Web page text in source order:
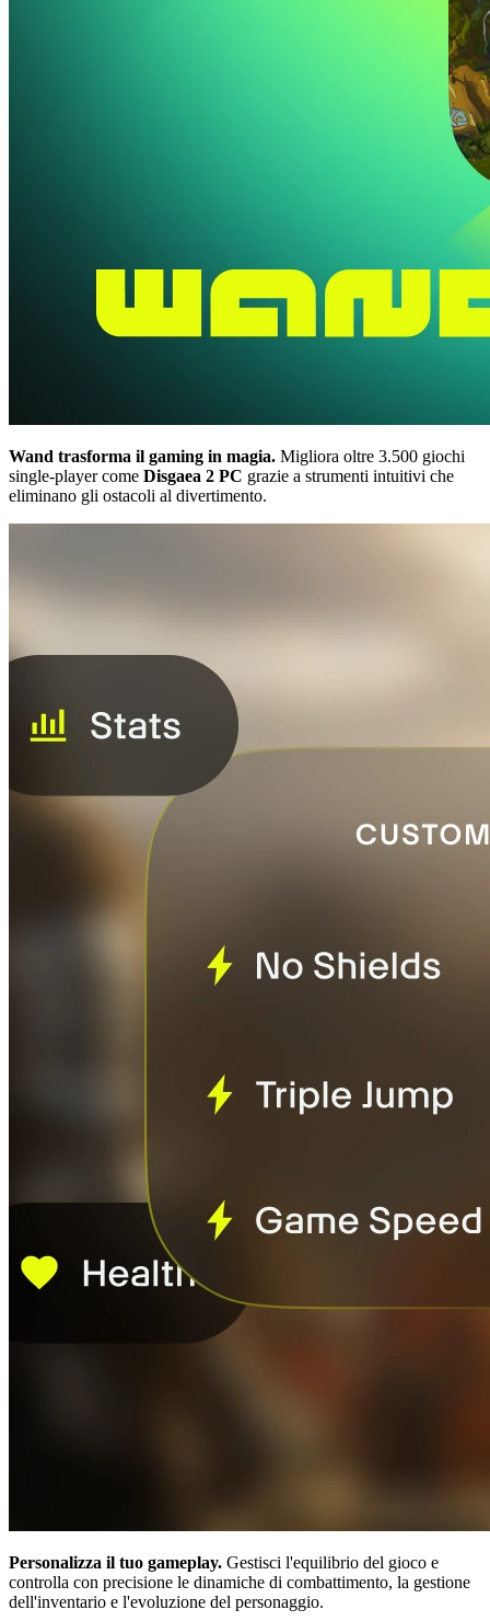
Wand trasforma il gaming in magia. Migliora oltre 3.500 giochi
single-player come Disgaea 2 PC grazie a strumenti intuitivi che
eliminano gli ostacoli al divertimento.
Personalizza il tuo gameplay. Gestisci l'equilibrio del gioco e
controlla con precisione le dinamiche di combattimento, la gestione
dell'inventario e l'evoluzione del personaggio.